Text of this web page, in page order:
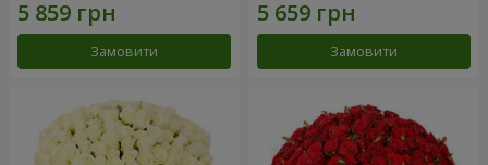
Замовити Замовити